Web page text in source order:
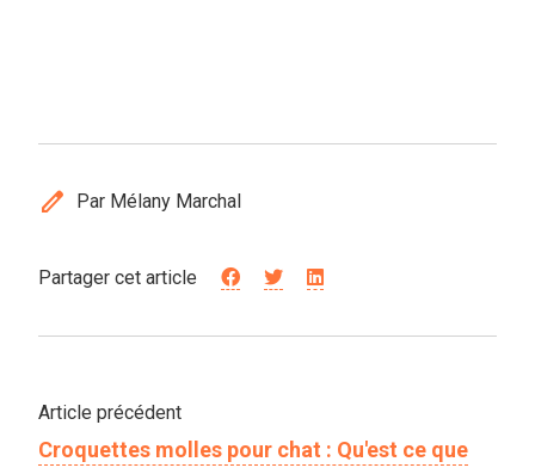
edit Par Mélany Marchal
Partager cet article
Article précédent
Croquettes molles pour chat : Qu'est ce que